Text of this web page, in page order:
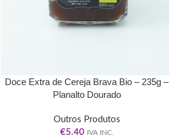
Doce Extra de Cereja Brava Bio – 235g –
Planalto Dourado
Outros Produtos
€5.40 IVA INC.